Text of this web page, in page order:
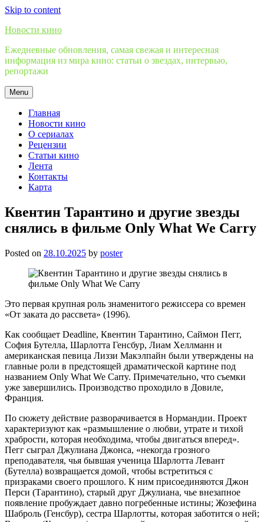
Skip to content
Новости кино
Ежедневные обновления, самая свежая и интересная
информация из мира кино: статьи о звездах, интервью,
репортажи
Menu
Главная
Новости кино
О сериалах
Рецензии
Статьи кино
Лента
Контакты
Карта
Квентин Тарантино и другие звезды
снялись в фильме Only What We Carry
Posted on 28.10.2025 by poster
Это первая крупная роль знаменитого режиссера со времен
«От заката до рассвета» (1996).
Как сообщает Deadline, Квентин Тарантино, Саймон Пегг,
София Бутелла, Шарлотта Генсбур, Лиам Хеллманн и
американская певица Лиззи Макэлпайн были утверждены на
главные роли в предстоящей драматической картине под
названием Only What We Carry. Примечательно, что съемки
уже завершились. Производство проходило в Довиле,
Франция.
По сюжету действие разворачивается в Нормандии. Проект
характеризуют как «размышление о любви, утрате и тихой
храбрости, которая необходима, чтобы двигаться вперед».
Пегг сыграл Джулиана Джонса, «некогда грозного
преподавателя, чья бывшая ученица Шарлотта Левант
(Бутелла) возвращается домой, чтобы встретиться с
призраками своего прошлого. К ним присоединяются Джон
Перси (Тарантино), старый друг Джулиана, чье внезапное
появление пробуждает давно погребенные истины; Жозефина
Шаброль (Генсбур), сестра Шарлотты, которая заботится о ней;